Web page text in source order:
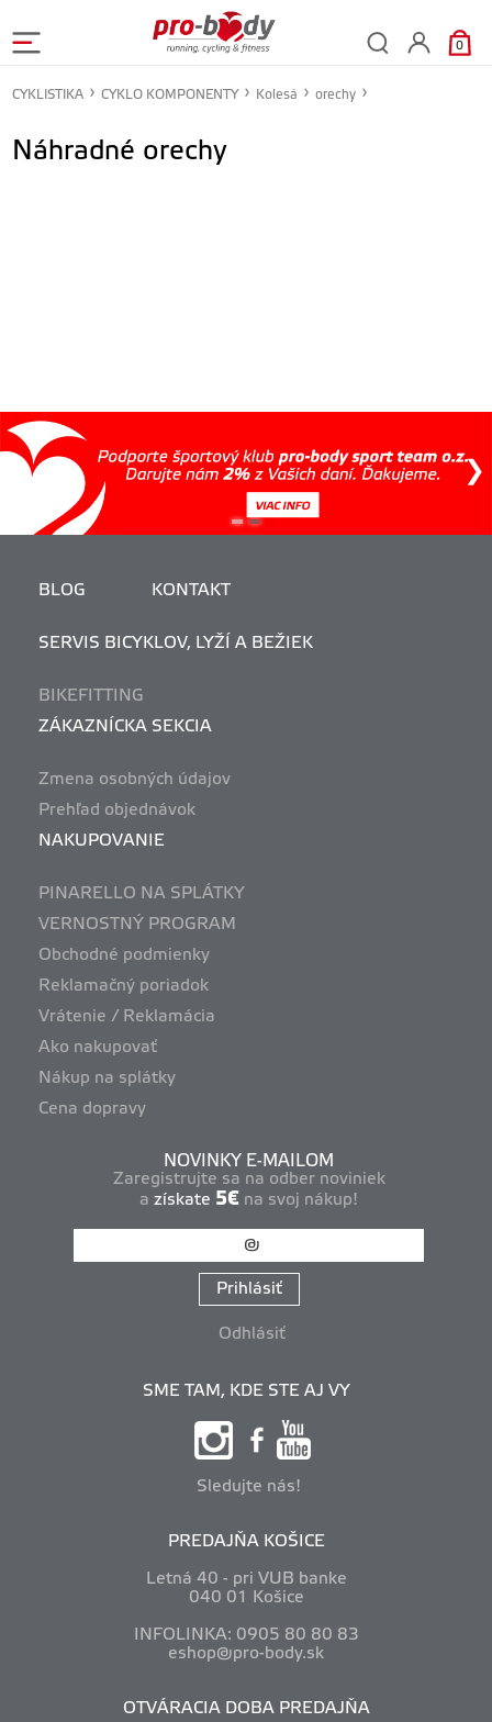
0
CYKLISTIKA CYKLO KOMPONENTY Kolesá orechy
Náhradné orechy
BLOG KONTAKT
SERVIS BICYKLOV, LYŽÍ A BEŽIEK
BIKEFITTING
ZÁKAZNÍCKA SEKCIA
Zmena osobných údajov
Prehľad objednávok
NAKUPOVANIE
PINARELLO NA SPLÁTKY
VERNOSTNÝ PROGRAM
Obchodné podmienky
Reklamačný poriadok
Vrátenie / Reklamácia
Ako nakupovať
Nákup na splátky
Cena dopravy
NOVINKY E-MAILOM
Zaregistrujte sa na odber noviniek
a získate 5€ na svoj nákup!
Prihlásiť
Odhlásiť
SME TAM, KDE STE AJ VY
Sledujte nás!
PREDAJŇA KOŠICE
Letná 40 - pri VUB banke
040 01 Košice
INFOLINKA: 0905 80 80 83
eshop@pro-body.sk
OTVÁRACIA DOBA PREDAJŇA